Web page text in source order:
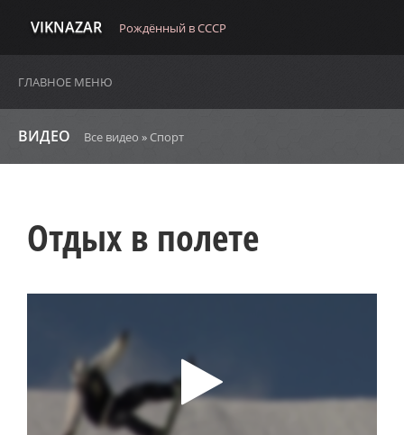
VIKNAZAR Рождённый в СССР
ГЛАВНОЕ МЕНЮ
ВИДЕО Все видео » Спорт
Отдых в полете